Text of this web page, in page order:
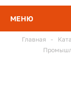
МЕНЮ
Главная -